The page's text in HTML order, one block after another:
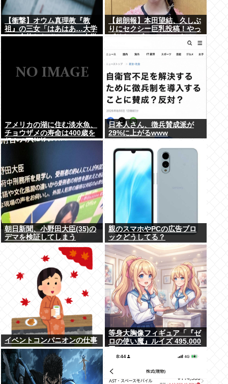
【衝撃】オウム真理教『教
祖』の三女「はあはあ…大学
３つ合格したぞ！！！」大学
【超朗報】本田望結、久しぶ
りにセクシー巨乳投稿！やっ
アメリカの湖に住む淡水魚、
チョウザメの寿命は400歳を
超える可能性
日本人さん、徴兵賛成派が
29%に上がるwww
朝日新聞、小野田大臣(35)の
デマを検証してしまう
親のスマホやPCの広告ブロ
ックどうしてる？
イベントコンパニオンの仕事
等身大胸像フィギュア「『ゼ
ロの使い魔』ルイズ 495,000